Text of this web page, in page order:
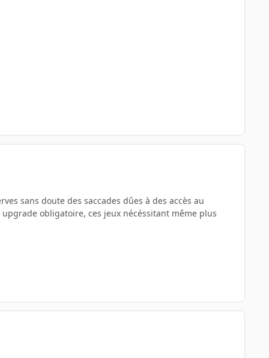
sans doute des saccades dûes à des accès au
obligatoire, ces jeux nécéssitant même plus